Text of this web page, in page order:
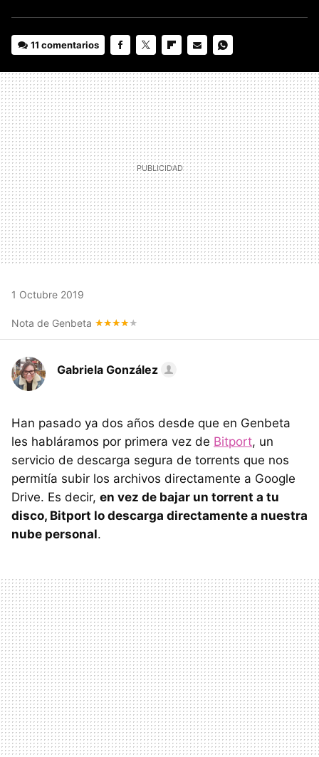
11 comentarios
MAIL
1 Octubre 2019
Nota de Genbeta
Gabriela González
Han pasado ya dos años desde que en Genbeta
les habláramos por primera vez de Bitport, un
servicio de descarga segura de torrents que nos
permitía subir los archivos directamente a Google
Drive. Es decir, en vez de bajar un torrent a tu
disco, Bitport lo descarga directamente a nuestra
nube personal.